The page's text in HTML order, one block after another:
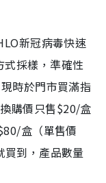
新冠病毒快速
式採樣，準確性
時於門市買滿指
購價只售$20/盒
盒（單售價
到，產品數量